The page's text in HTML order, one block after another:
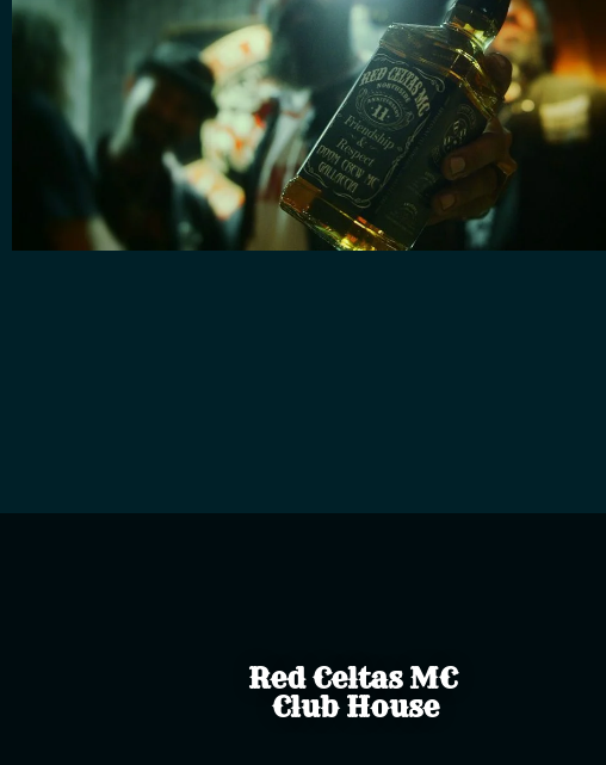
Red Celtas MC
Club House